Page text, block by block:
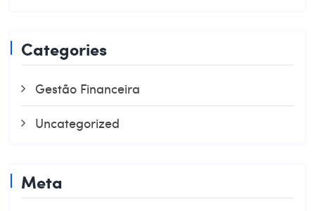
Categories
Gestão Financeira
Uncategorized
Meta